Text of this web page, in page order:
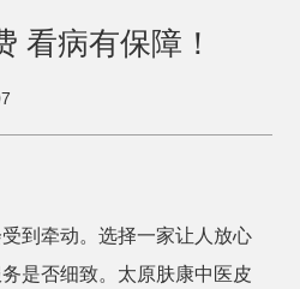
看病有保障！
到牵动。选择一家让人放心
是否细致。太原肤康中医皮